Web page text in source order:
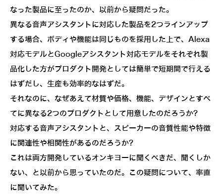
なった製品に至ったのか、以前から疑問だった。
異なる音声アシスタントに対応した製品を2つラインアップ
する場合、ボディや機能は同じものを採用した上で、Alexa
対応モデルとGoogleアシスタント対応モデルをそれぞれ製
品化した方がプロダクト開発としては簡単で短期間で行える
はずだし、生産も効率的なはずだ。
それなのに、なぜあえて材質や価格、機能、デザインとすべ
てに異なる2つのプロダクトとして用意したのだろうか?
対応する音声アシスタントと、スピーカーの音質性能や特徴
に関連性や相関性があるのだろうか?
これは両方開発しているオンキヨーに聞くべきだ、聞くしか
ない、と以前から思っていたのだ。この疑問について、率直
に聞いてみた。